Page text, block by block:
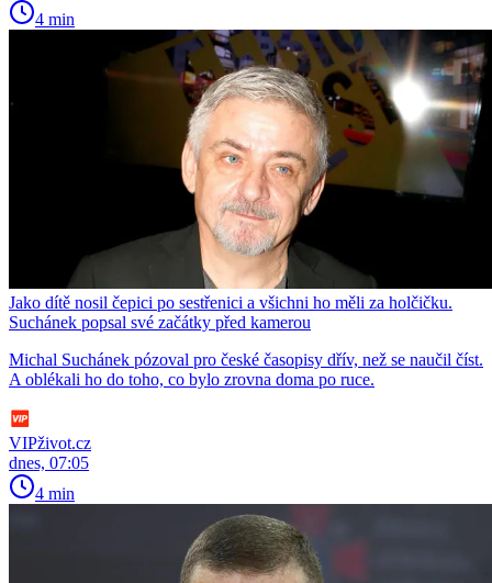
4 min
Jako dítě nosil čepici po sestřenici a všichni ho měli za holčičku.
Suchánek popsal své začátky před kamerou
Michal Suchánek pózoval pro české časopisy dřív, než se naučil číst.
A oblékali ho do toho, co bylo zrovna doma po ruce.
VIPživot.cz
dnes, 07:05
4 min